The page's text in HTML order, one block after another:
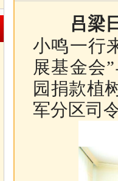
吕梁
小鸣一行
展基金会
园捐款植
军分区司